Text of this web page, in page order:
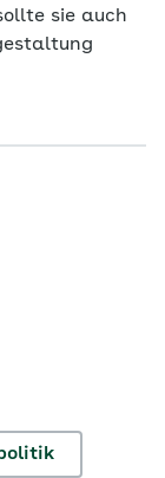
sie auch